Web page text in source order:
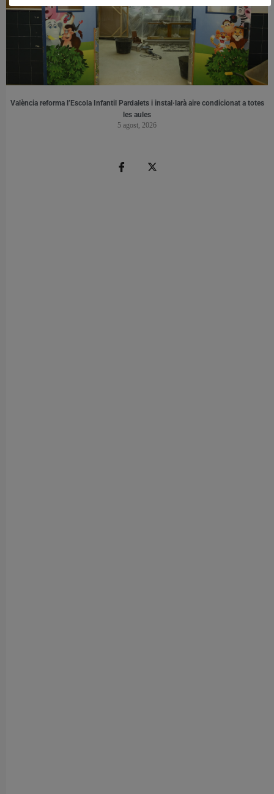
València reforma l’Escola Infantil Pardalets i instal·larà aire condicionat a totes
les aules
5 agost, 2026